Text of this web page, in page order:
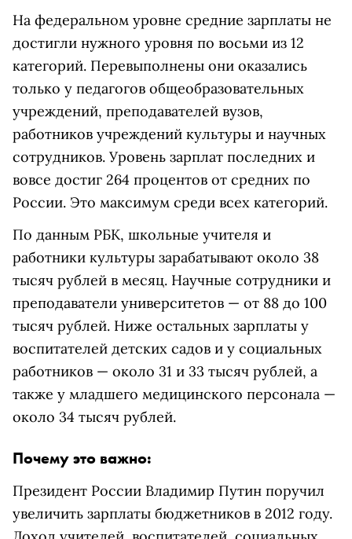
На федеральном уровне средние зарплаты не
достигли нужного уровня по восьми из 12
категорий. Перевыполнены они оказались
только у педагогов общеобразовательных
учреждений, преподавателей вузов,
работников учреждений культуры и научных
сотрудников. Уровень зарплат последних и
вовсе достиг 264 процентов от средних по
России. Это максимум среди всех категорий.
По данным РБК, школьные учителя и
работники культуры зарабатывают около 38
тысяч рублей в месяц. Научные сотрудники и
преподаватели университетов — от 88 до 100
тысяч рублей. Ниже остальных зарплаты у
воспитателей детских садов и у социальных
работников — около 31 и 33 тысяч рублей, а
также у младшего медицинского персонала —
около 34 тысяч рублей.
Почему это важно:
Президент России Владимир Путин поручил
увеличить зарплаты бюджетников в 2012 году.